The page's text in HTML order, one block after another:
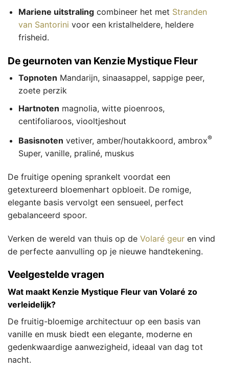
Mariene uitstralingcombineer het met Stranden
van Santorini voor een kristalheldere, heldere
frisheid.
De geurnoten van Kenzie Mystique Fleur
Topnoten Mandarijn, sinaasappel, sappige peer,
zoete perzik
Hartnoten magnolia, witte pioenroos,
centifoliaroos, viooltjeshout
Basisnoten vetiver, amber/houtakkoord, ambrox®
Super, vanille, praliné, muskus
De fruitige opening sprankelt voordat een
getextureerd bloemenhart opbloeit. De romige,
elegante basis vervolgt een sensueel, perfect
gebalanceerd spoor.
Verken de wereld van thuis op de Volaré geur en vind
de perfecte aanvulling op je nieuwe handtekening.
Veelgestelde vragen
Wat maakt Kenzie Mystique Fleur van Volaré zo
verleidelijk?
De fruitig-bloemige architectuur op een basis van
vanille en musk biedt een elegante, moderne en
gedenkwaardige aanwezigheid, ideaal van dag tot
nacht.